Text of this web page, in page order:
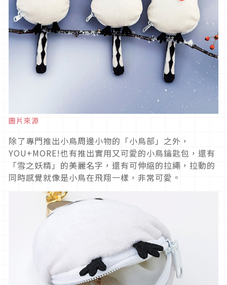
圖片來源
除了專門推出小鳥周邊小物的「小鳥部」之外，
YOU+MORE!也有推出實用又可愛的小鳥鑰匙包，還有
「雪之妖精」的美麗名字，還有可伸縮的拉繩，拉動的
同時感覺就像是小鳥在飛翔一樣，非常可愛。